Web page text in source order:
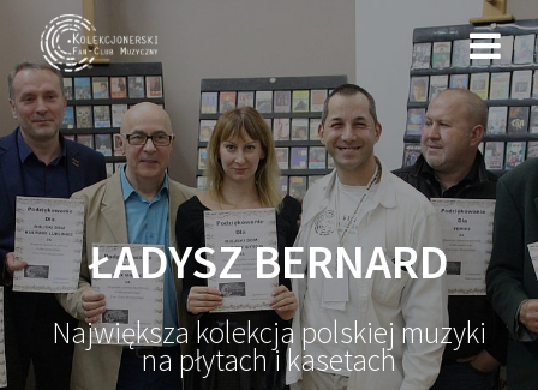
ŁADYSZ BERNARD
Największa kolekcja polskiej muzyki
na płytach i kasetach